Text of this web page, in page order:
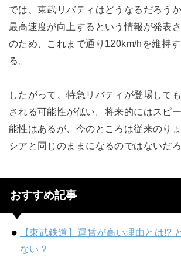
では、東武リバティはどうなるだろう
最高速度が向上するという情報が発表
のため、これまで通り120km/hを維持
る。
したがって、特急リバティが登場して
される可能性が低い。将来的にはスピ
能性はあるが、今のところは従来のり
シアと同じのままになるのではないだろ
おすすめ記事
【東武鉄道】運賃が高い理由とは!?
ない？